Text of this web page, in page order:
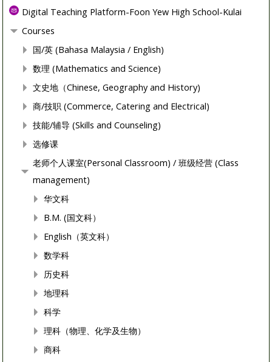
Digital Teaching Platform-Foon Yew High School-Kulai
Courses
国/英 (Bahasa Malaysia / English)
数理 (Mathematics and Science)
文史地（Chinese, Geography and History)
商/技职 (Commerce, Catering and Electrical)
技能/辅导 (Skills and Counseling)
选修课
老师个人课室(Personal Classroom) / 班级经营 (Class
management)
华文科
B.M. (国文科）
English（英文科）
数学科
历史科
地理科
科学
理科（物理、化学及生物）
商科